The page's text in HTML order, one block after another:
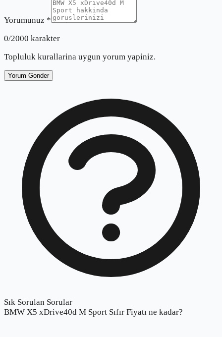
Yorumunuz *
0/2000 karakter
Topluluk kurallarina uygun yorum yapiniz.
Yorum Gonder
Sık Sorulan Sorular
BMW X5 xDrive40d M Sport Sıfır Fiyatı ne kadar?